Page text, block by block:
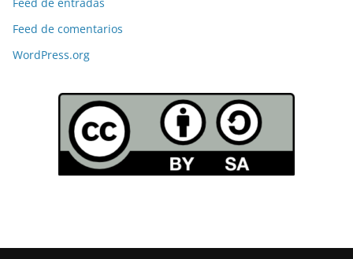
Feed de comentarios
WordPress.org